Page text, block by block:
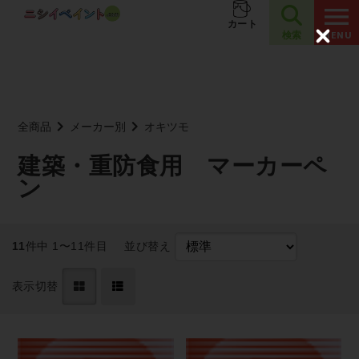
お知らせ 夏季休業のお知らせ
カート
検索
全商品 メーカー別 オキツモ
建築・重防食用 マーカーペ
ン
11 件中 1〜11件目 並び替え
表示切替
C